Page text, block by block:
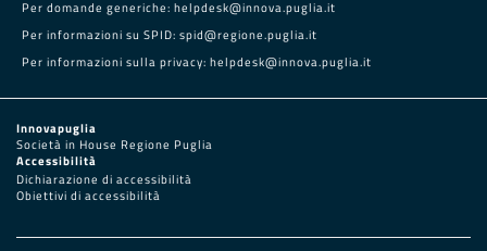
Per domande generiche: helpdesk@innova.puglia.it
Per informazioni su SPID: spid@regione.puglia.it
Per informazioni sulla privacy: helpdesk@innova.puglia.it
Innovapuglia
Società in House Regione Puglia
Accessibilità
Dichiarazione di accessibilità
Obiettivi di accessibilità